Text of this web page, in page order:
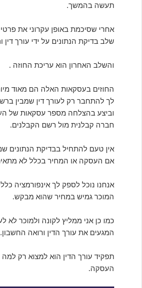
תעשה בהמשך.
אחרי שסיכמת באופן עקרוני את
שלב בדיקת הנתונים על ידי עורך דין
והשלב האחרון הוא עריכת החוזה .
החוזים בעסקאות האלה הם מאוד
לך להתחבר רק לעורך דין שמבין
וביצע בהצלחה מספר עסקאות של
חברה קבלנית מול רשם הקבלנים.
אין טעם להתחיל בבדיקת הנתונים
אם העסקה או המחיר בכלל לא
אנחנו נוכל לספק לך אינפורמציה
המוכר גמיש במחיר שהוא מבקש.
כמו כן אני ממליץ לקונה ולמוכר לא
המגעים את עורך הדין ורואה החשבון.
תפקיד עורך הדין הוא למצוא רק
העסקה.